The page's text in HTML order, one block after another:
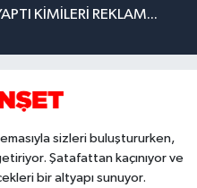
KİMİLERİ REKLAM...
sizleri buluştururken,
Şatafattan kaçınıyor ve
bir altyapı sunuyor.